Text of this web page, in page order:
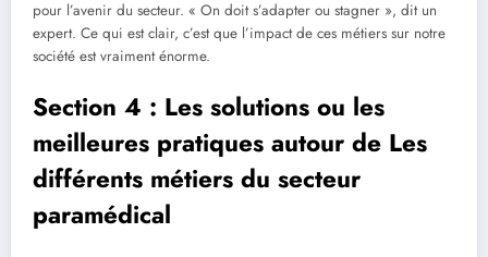
pour l’avenir du secteur. « On doit s’adapter ou stagner », dit un
expert. Ce qui est clair, c’est que l’impact de ces métiers sur notre
société est vraiment énorme.
Section 4 : Les solutions ou les
meilleures pratiques autour de Les
différents métiers du secteur
paramédical